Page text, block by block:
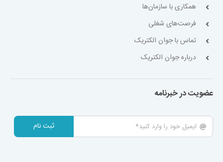
همکاری با سازمان‌ها
فرصت‌های شغلی
تماس با جوان الکتریک
درباره جوان الکتریک
عضویت در خبرنامه
ثبت نام